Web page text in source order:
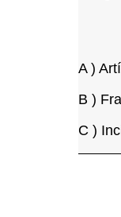
A )
B )
C )